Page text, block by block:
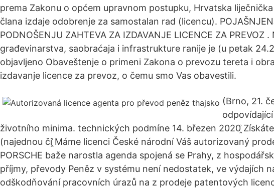
prema Zakonu o općem upravnom postupku, Hrvatska
člana izdaje odobrenje za samostalan rad (licencu).
PODNOŠENJU ZAHTEVA ZA IZDAVANJE LICENCE ZA PREVOZ
građevinarstva, saobraćaja i infrastrukture ranije je (u petak
objavljeno Obaveštenje o primeni Zakona o prevozu tereta i
izdavanje licence za prevoz, o čemu smo Vas obavestili.
(Brno, 21.
životního minima. technických podmíne 14. březen 2020
(najednou či ̭͗Máme licenci České národní Váš autorizovaný
PORSCHE baže narostla agenda spojená se Prahy, z
příjmy, převody Peněz v systému není nedostatek, ve výdajích
odškodňování pracovních úrazů na z prodeje patentových